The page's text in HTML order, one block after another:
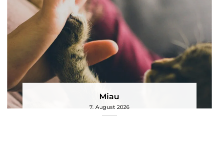
Miau
7. August 2026